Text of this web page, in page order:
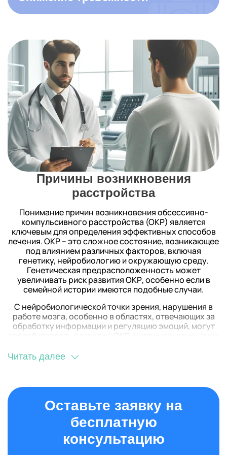
Причины возникновения
расстройства
Понимание причин возникновения обсессивно-
компульсивного расстройства (ОКР) является
ключевым для определения эффективных способов
лечения. ОКР – это сложное состояние, возникающее
под влиянием различных факторов, включая
генетику, нейробиологию и окружающую среду.
Генетическая предрасположенность может
увеличивать риск развития ОКР, особенно если в
семейной истории имеются подобные случаи.
С нейробиологической точки зрения, нарушения в
работе мозга, особенно в областях, отвечающих за
обработку информации и регуляцию эмоций, могут
могут быть связаны с симптомами расстройства.
Окружающая среда также играет важную роль.
факторов обуславливает необходимость
комплексного подхода к лечению, учитывающего все
аспекты жизни пациента.
Симптомы
Читать далее
Оставьте заявку на
бесплатную
консультацию